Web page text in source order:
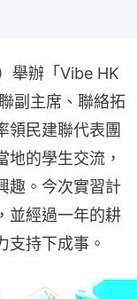
舉辦「Vibe HK
副主席、聯絡拓
領民建聯代表團
的學生交流，
趣。今次實習計
並經過一年的耕
支持下成事。